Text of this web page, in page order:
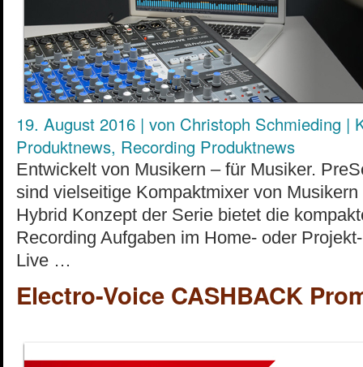
19. August 2016 | von Christoph Schmieding |
Produktnews, Recording Produktnews
Entwickelt von Musikern – für Musiker.
sind vielseitige Kompaktmixer von
Hybrid Konzept der Serie bietet die
Recording Aufgaben im Home- oder
Live …
Electro-Voice CASHBACK